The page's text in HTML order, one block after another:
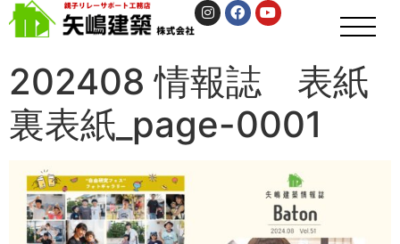
202408 情報誌 表紙
裏表紙_page-0001